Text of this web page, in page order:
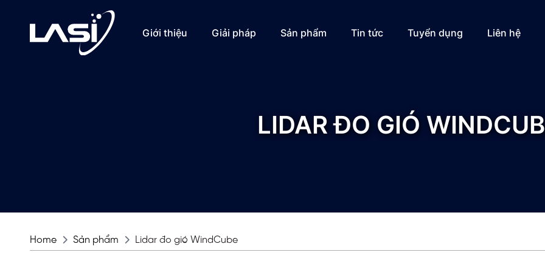
Giới thiệu Giải pháp Sản phẩm Tin tức Tuyển dụng Liên hệ
LIDAR ĐO GIÓ
Home Sản phẩm Lidar đo gió WindCube